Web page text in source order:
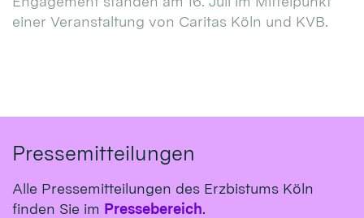
einer Veranstaltung von Caritas Köln und KVB.
Pressemitteilungen
Alle Pressemitteilungen des Erzbistums Köln
finden Sie im Pressebereich.